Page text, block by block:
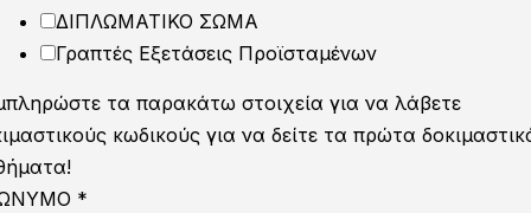
ΔΙΠΛΩΜΑΤΙΚΟ ΣΩΜΑ
Γραπτές Εξετάσεις Προϊσταμένων
τα παρακάτω στοιχεία για να λάβετε
κωδικούς για να δείτε τα πρώτα
*